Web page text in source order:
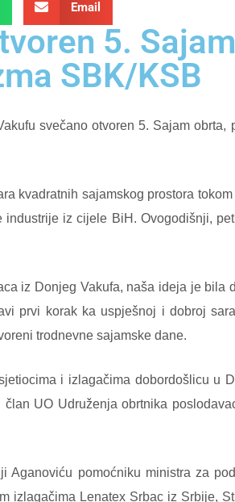
Email
5. Sajam
SBK/KSB
svečano otvoren 5. Sajam obrta,
kvadratnih sajamskog prostora
iz cijele BiH. Ovogodišnji,
iz Donjeg Vakufa, naša ideja je bila
prvi korak ka uspješnoj i dobroj
trodnevne sajamske dane.
i izlagačima dobordošlicu u
UO Udruženja obrtnika
pomoćniku ministra za
izlagačima Lenatex Srbac iz Srbije,